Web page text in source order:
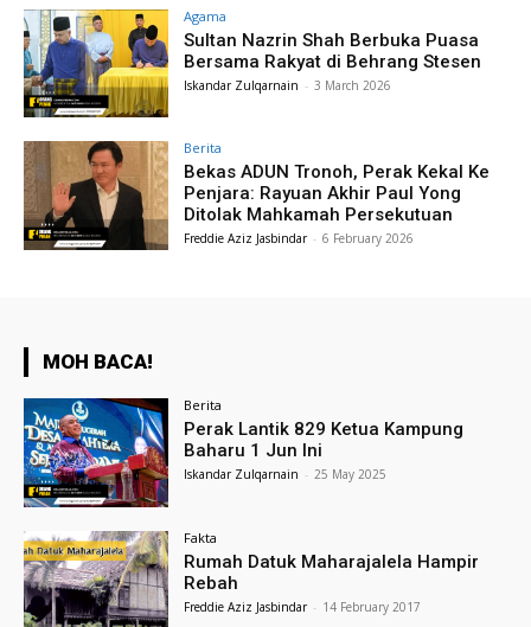
Agama
Sultan Nazrin Shah Berbuka Puasa
Bersama Rakyat di Behrang Stesen
Iskandar Zulqarnain - 3 March 2026
Berita
Bekas ADUN Tronoh, Perak Kekal Ke
Penjara: Rayuan Akhir Paul Yong
Ditolak Mahkamah Persekutuan
Freddie Aziz Jasbindar - 6 February 2026
MOH BACA!
Berita
Perak Lantik 829 Ketua Kampung
Baharu 1 Jun Ini
Iskandar Zulqarnain - 25 May 2025
Fakta
Rumah Datuk Maharajalela Hampir
Rebah
Freddie Aziz Jasbindar - 14 February 2017